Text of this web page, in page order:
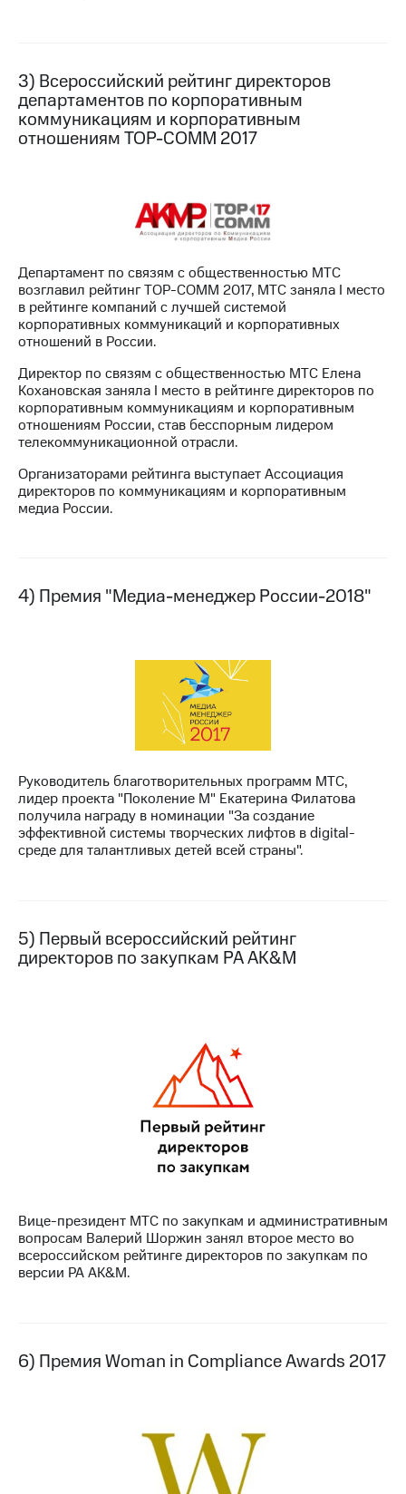
3) Всероссийский рейтинг директоров
департаментов по корпоративным
коммуникациям и корпоративным
отношениям TOP-COMM 2017
Департамент по связям с общественностью МТС
возглавил рейтинг TOP-COMM 2017, МТС заняла I место
в рейтинге компаний с лучшей системой
корпоративных коммуникаций и корпоративных
отношений в России.
Директор по связям с общественностью МТС Елена
Кохановская заняла I место в рейтинге директоров по
корпоративным коммуникациям и корпоративным
отношениям России, став бесспорным лидером
телекоммуникационной отрасли.
Организаторами рейтинга выступает Ассоциация
директоров по коммуникациям и корпоративным
медиа России.
4) Премия "Медиа-менеджер России-2018"
Руководитель благотворительных программ МТС,
лидер проекта "Поколение М" Екатерина Филатова
получила награду в номинации "За создание
эффективной системы творческих лифтов в digital-
среде для талантливых детей всей страны".
5) Первый всероссийский рейтинг
директоров по закупкам РА AK&M
Вице-президент МТС по закупкам и административным
вопросам Валерий Шоржин занял второе место во
всероссийском рейтинге директоров по закупкам по
версии РА AK&M.
6) Премия Woman in Compliance Awards 2017